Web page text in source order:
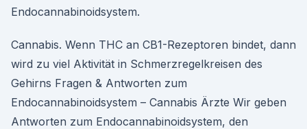
Endocannabinoidsystem.
Cannabis. Wenn THC an CB1-Rezeptoren bindet, dann
wird zu viel Aktivität in Schmerzregelkreisen des
Gehirns Fragen & Antworten zum
Endocannabinoidsystem – Cannabis Ärzte Wir geben
Antworten zum Endocannabinoidsystem, den